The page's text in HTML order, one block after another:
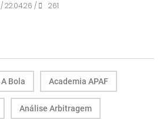
/ 22.04.26 / 261
A Bola Academia APAF
Análise Arbitragem